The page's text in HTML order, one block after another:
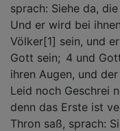
sprach: Siehe da,
Und er wird bei
Völker[1] sein, und
Gott sein; 4 und
ihren Augen, und
Leid noch Geschrei
denn das Erste ist
Thron saß, sprach: